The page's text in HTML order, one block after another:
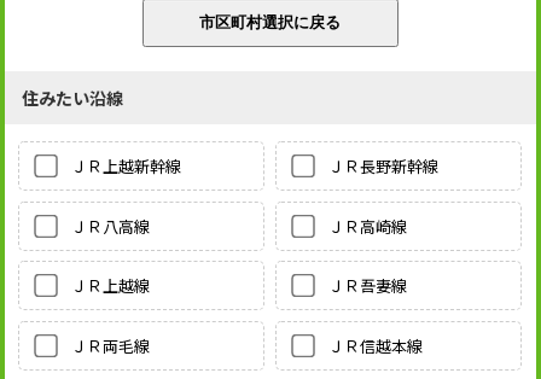
住みたい沿線
ＪＲ上越新幹線 ＪＲ長野新幹線
ＪＲ八高線 ＪＲ高崎線
ＪＲ上越線 ＪＲ吾妻線
ＪＲ両毛線 ＪＲ信越本線